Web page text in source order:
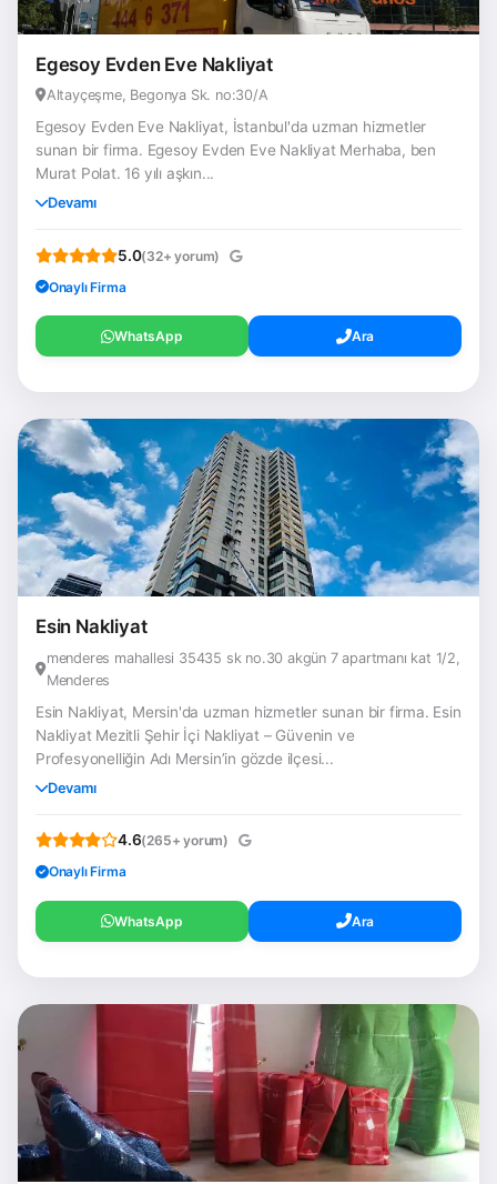
Egesoy Evden Eve Nakliyat
Altayçeşme, Begonya Sk. no:30/A
Egesoy Evden Eve Nakliyat, İstanbul'da uzman hizmetler
sunan bir firma. Egesoy Evden Eve Nakliyat Merhaba, ben
Murat Polat. 16 yılı aşkın...
Devamı
5.0(32+ yorum)
Onaylı Firma
WhatsApp Ara
Esin Nakliyat
menderes mahallesi 35435 sk no.30 akgün 7 apartmanı kat 1/2,
Menderes
Esin Nakliyat, Mersin'da uzman hizmetler sunan bir firma. Esin
Nakliyat Mezitli Şehir İçi Nakliyat – Güvenin ve
Profesyonelliğin Adı Mersin’in gözde ilçesi...
Devamı
4.6(265+ yorum)
Onaylı Firma
WhatsApp Ara